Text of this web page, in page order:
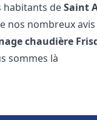
habitants deSaint
nos nombreux
chaudière
sommes là